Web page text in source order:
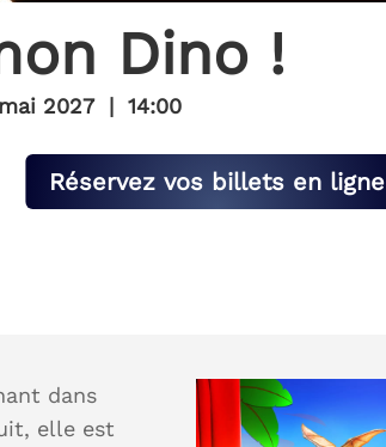
Dino !
2027| 14:00
Réservez vos billets en ligne
dans
elle est